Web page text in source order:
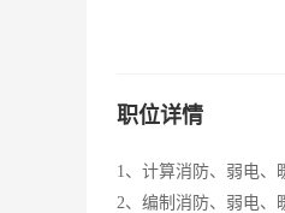
职位详情
1、计算消防、弱电、
2、编制消防、弱电、